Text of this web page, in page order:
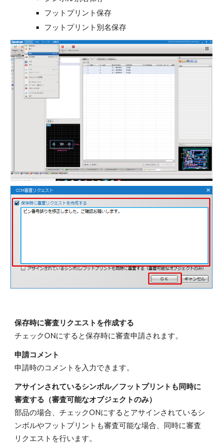
フットプリント保存
フットプリント別名保存
保存時に審査リクエストを作成する
チェックONにすると保存時に審査申請されます。
申請コメント
申請時のコメントを入力できます。
アサインされているシンボル／フットプリントも同時に
審査する（審査可能なオブジェクトのみ）
部品の場合、チェックONにするとアサインされているシ
ンボルやフットプリントも審査可能な場合、同時に審査
リクエストを行います。